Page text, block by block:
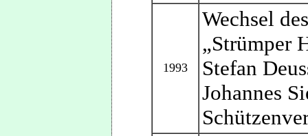
1993
Wechsel
„Strümper
Stefan
Johannes